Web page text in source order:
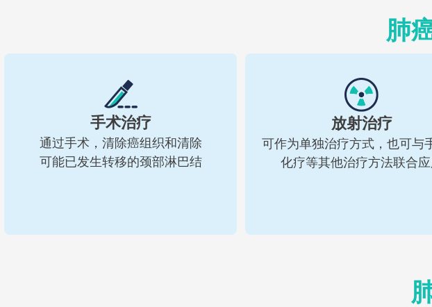
肺
手术治疗
通过手术，清除癌组织和清除
可能已发生转移的颈部淋巴结
放射治疗
可作为单独治疗方式，也可与
化疗等其他治疗方法联合应